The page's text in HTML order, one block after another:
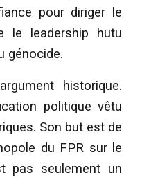
pour diriger le
le leadership hutu
génocide.
historique.
politique vêtu
Son but est de
du FPR sur le
pas seulement un